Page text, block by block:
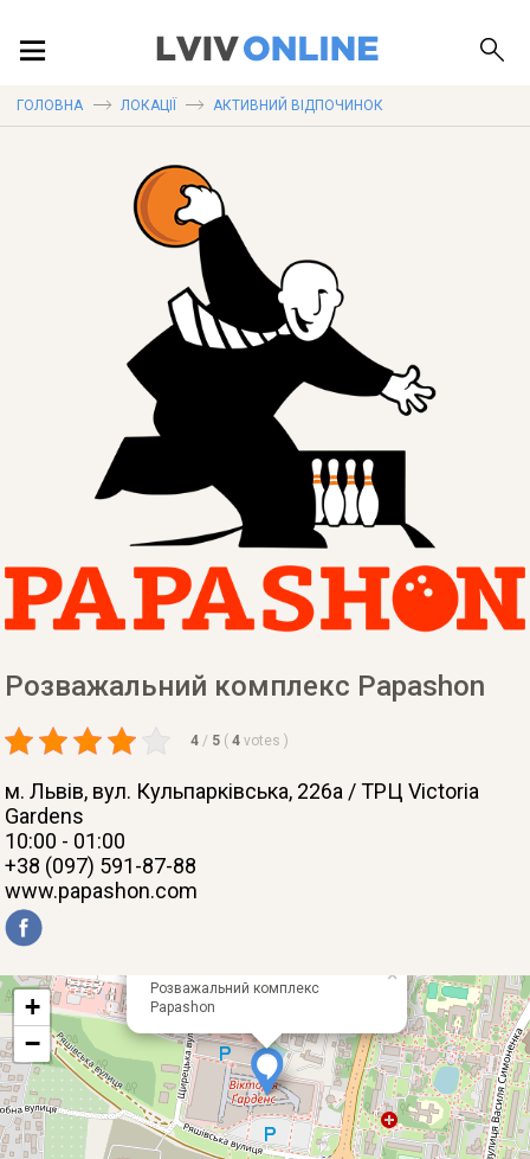
ГОЛОВНА ЛОКАЦІЇ АКТИВНИЙ ВІДПОЧИНОК
Розважальний комплекс Papashon
4 / 5 ( 4 votes )
м. Львів, вул. Кульпарківська, 226а / ТРЦ Victoria
Gardens
10:00 - 01:00
+38 (097) 591-87-88
www.papashon.com
Розважальний комплекс
Papashon
×
+
−